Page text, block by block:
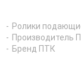
Ролики
Производитель
Бренд ПТК